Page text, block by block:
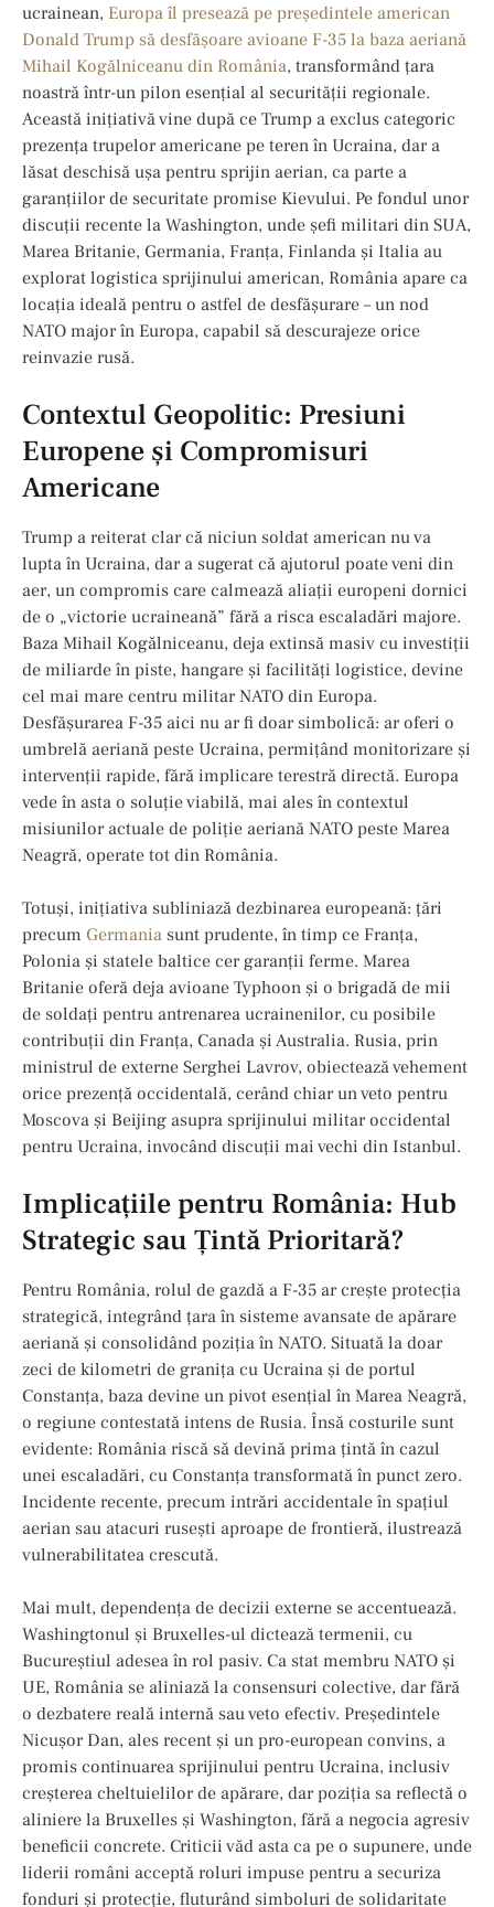
ucrainean, Europa îl presează pe președintele american
Donald Trump să desfășoare avioane F-35 la baza aeriană
Mihail Kogălniceanu din România, transformând țara
noastră într-un pilon esențial al securității regionale.
Această inițiativă vine după ce Trump a exclus categoric
prezența trupelor americane pe teren în Ucraina, dar a
lăsat deschisă ușa pentru sprijin aerian, ca parte a
garanțiilor de securitate promise Kievului. Pe fondul unor
discuții recente la Washington, unde șefi militari din SUA,
Marea Britanie, Germania, Franța, Finlanda și Italia au
explorat logistica sprijinului american, România apare ca
locația ideală pentru o astfel de desfășurare – un nod
NATO major în Europa, capabil să descurajeze orice
reinvazie rusă.
Contextul Geopolitic: Presiuni
Europene și Compromisuri
Americane
Trump a reiterat clar că niciun soldat american nu va
lupta în Ucraina, dar a sugerat că ajutorul poate veni din
aer, un compromis care calmează aliații europeni dornici
de o „victorie ucraineană” fără a risca escaladări majore.
Baza Mihail Kogălniceanu, deja extinsă masiv cu investiții
de miliarde în piste, hangare și facilități logistice, devine
cel mai mare centru militar NATO din Europa.
Desfășurarea F-35 aici nu ar fi doar simbolică: ar oferi o
umbrelă aeriană peste Ucraina, permițând monitorizare și
intervenții rapide, fără implicare terestră directă. Europa
vede în asta o soluție viabilă, mai ales în contextul
misiunilor actuale de poliție aeriană NATO peste Marea
Neagră, operate tot din România.
Totuși, inițiativa subliniază dezbinarea europeană: țări
precum Germania sunt prudente, în timp ce Franţa,
Polonia și statele baltice cer garanții ferme. Marea
Britanie oferă deja avioane Typhoon și o brigadă de mii
de soldați pentru antrenarea ucrainenilor, cu posibile
contribuții din Franța, Canada și Australia. Rusia, prin
ministrul de externe Serghei Lavrov, obiectează vehement
orice prezență occidentală, cerând chiar un veto pentru
Moscova și Beijing asupra sprijinului militar occidental
pentru Ucraina, invocând discuții mai vechi din Istanbul.
Implicațiile pentru România: Hub
Strategic sau Țintă Prioritară?
Pentru România, rolul de gazdă a F-35 ar crește protecția
strategică, integrând țara în sisteme avansate de apărare
aeriană și consolidând poziția în NATO. Situată la doar
zeci de kilometri de granița cu Ucraina și de portul
Constanța, baza devine un pivot esențial în Marea Neagră,
o regiune contestată intens de Rusia. Însă costurile sunt
evidente: România riscă să devină prima țintă în cazul
unei escaladări, cu Constanța transformată în punct zero.
Incidente recente, precum intrări accidentale în spațiul
aerian sau atacuri rusești aproape de frontieră, ilustrează
vulnerabilitatea crescută.
Mai mult, dependența de decizii externe se accentuează.
Washingtonul și Bruxelles-ul dictează termenii, cu
Bucureștiul adesea în rol pasiv. Ca stat membru NATO și
UE, România se aliniază la consensuri colective, dar fără
o dezbatere reală internă sau veto efectiv. Președintele
Nicușor Dan, ales recent și un pro-european convins, a
promis continuarea sprijinului pentru Ucraina, inclusiv
creșterea cheltuielilor de apărare, dar poziția sa reflectă o
aliniere la Bruxelles și Washington, fără a negocia agresiv
beneficii concrete. Criticii văd asta ca pe o supunere, unde
liderii români acceptă roluri impuse pentru a securiza
fonduri și protecție, fluturând simboluri de solidaritate